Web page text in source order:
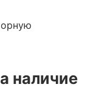
наличие